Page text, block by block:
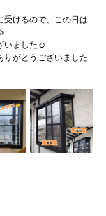
受けるので、この日は
いました☺️
りがとうございました